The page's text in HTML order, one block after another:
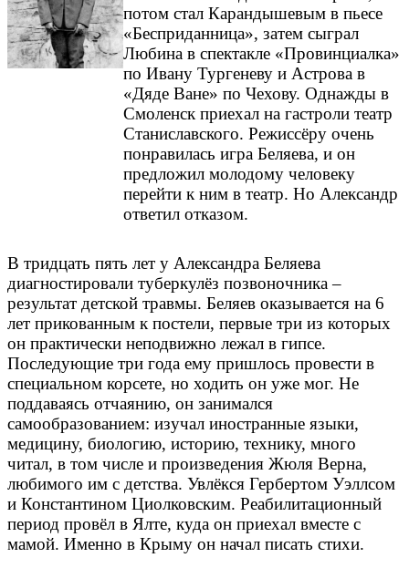
потом стал Карандышевым в пьесе
«Бесприданница», затем сыграл
Любина в спектакле «Провинциалка»
по Ивану Тургеневу и Астрова в
«Дяде Ване» по Чехову. Однажды в
Смоленск приехал на гастроли театр
Станиславского. Режиссёру очень
понравилась игра Беляева, и он
предложил молодому человеку
перейти к ним в театр. Но Александр
ответил отказом.
В тридцать пять лет у Александра Беляева
диагностировали туберкулёз позвоночника –
результат детской травмы. Беляев оказывается на 6
лет прикованным к постели, первые три из которых
он практически неподвижно лежал в гипсе.
Последующие три года ему пришлось провести в
специальном корсете, но ходить он уже мог. Не
поддаваясь отчаянию, он занимался
самообразованием: изучал иностранные языки,
медицину, биологию, историю, технику, много
читал, в том числе и произведения Жюля Верна,
любимого им с детства. Увлёкся Гербертом Уэллсом
и Константином Циолковским. Реабилитационный
период провёл в Ялте, куда он приехал вместе с
мамой. Именно в Крыму он начал писать стихи.